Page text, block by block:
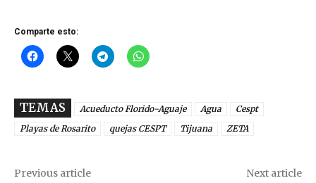
Comparte esto:
TEMAS Acueducto Florido-Aguaje Agua
Cespt
Playas de Rosarito
quejas CESPT Tijuana ZETA
Previous article Next article